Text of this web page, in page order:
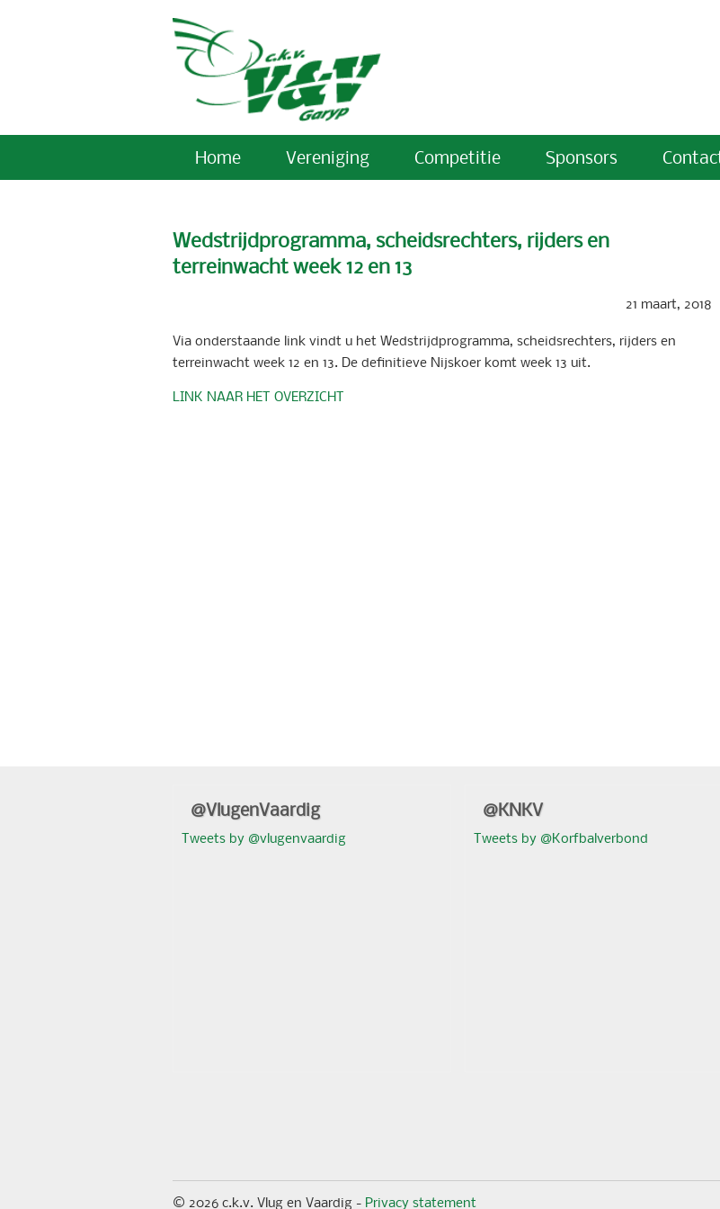
Home Vereniging Competitie Sponsors
Wedstrijdprogramma, scheidsrechters, rijders en
terreinwacht week 12 en 13
21 maart, 2018
Via onderstaande link vindt u het Wedstrijdprogramma, scheidsrechters, rijders en
terreinwacht week 12 en 13. De definitieve Nijskoer komt week 13 uit.
LINK NAAR HET OVERZICHT
@VlugenVaardig
Tweets by @vlugenvaardig
@KNKV
Tweets by @Korfbalverbond
© 2026 c.k.v. Vlug en Vaardig - Privacy statement